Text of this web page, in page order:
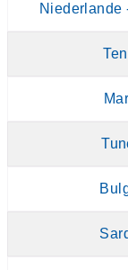
Niederlande